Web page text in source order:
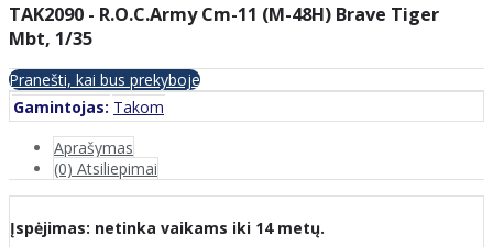
TAK2090 - R.O.C.Army Cm-11 (M-48H) Brave Tiger
Mbt, 1/35
Pranešti, kai bus prekyboje
Gamintojas: Takom
Aprašymas
(0) Atsiliepimai
Įspėjimas: netinka vaikams iki 14 metų.